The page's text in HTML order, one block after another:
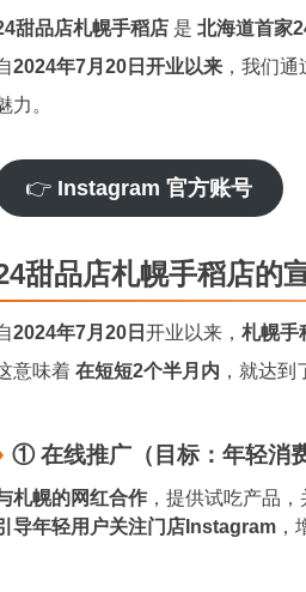
甜品店札幌手稻店 是 北海道首家
2024年7月20日开业以来 ，我们通
力。
👉 Instagram 官方账号
甜品店札幌手稻店的
2024年7月20日 开业以来， 札幌手
意味着 在短短2个半月内 ，就达
① 在线推广（目标：年轻消费
札幌的网红合作 ，提供试吃产品，
导年轻用户关注门店Instagram ，